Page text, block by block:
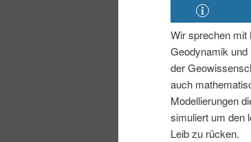
g
e
n
i
n
g
Wir sprechen mit
Geodynamik
der
auch
Modellierungen
simuliert um den
Leib zu rücken.